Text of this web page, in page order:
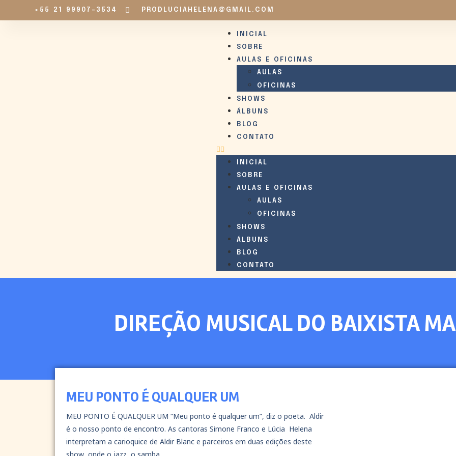
+55 21 99907-3534 PRODLUCIAHELENA@GMAIL.COM
INICIAL
SOBRE
AULAS E OFICINAS
AULAS
OFICINAS
SHOWS
ÁLBUNS
BLOG
CONTATO
INICIAL
SOBRE
AULAS E OFICINAS
AULAS
OFICINAS
SHOWS
ÁLBUNS
BLOG
CONTATO
DIREÇÃO MUSICAL DO BAIXISTA
MEU PONTO É QUALQUER UM
MEU PONTO É QUALQUER UM “Meu ponto é qualquer um”, diz o poeta. Aldir
é o nosso ponto de encontro. As cantoras Simone Franco e Lúcia Helena
interpretam a carioquice de Aldir Blanc e parceiros em duas edições deste